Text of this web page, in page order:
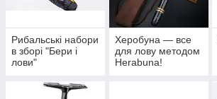
Рибальські набори
в зборі "Бери і
лови"
Херобуна — все
для лову методом
Herabuna!